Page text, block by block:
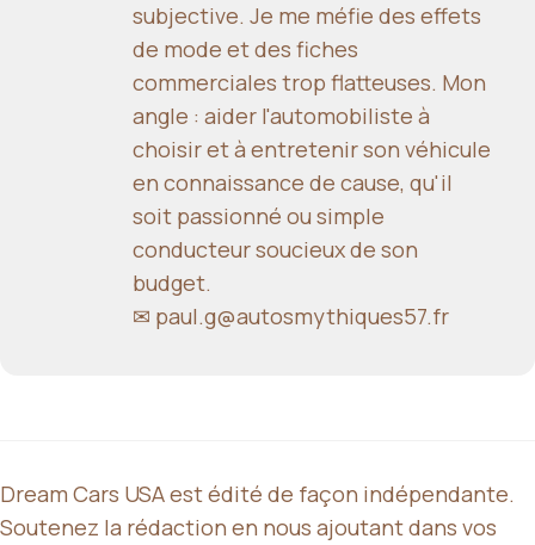
subjective. Je me méfie des effets
de mode et des fiches
commerciales trop flatteuses. Mon
angle : aider l'automobiliste à
choisir et à entretenir son véhicule
en connaissance de cause, qu'il
soit passionné ou simple
conducteur soucieux de son
budget.
✉ paul.g@autosmythiques57.fr
Dream Cars USA est édité de façon indépendante.
Soutenez la rédaction en nous ajoutant dans vos